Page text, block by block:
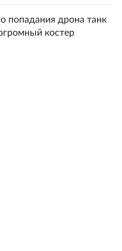
попадания дрона танк
костер